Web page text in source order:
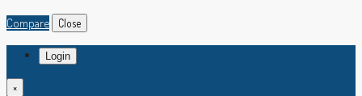
Compare Close
Login
×